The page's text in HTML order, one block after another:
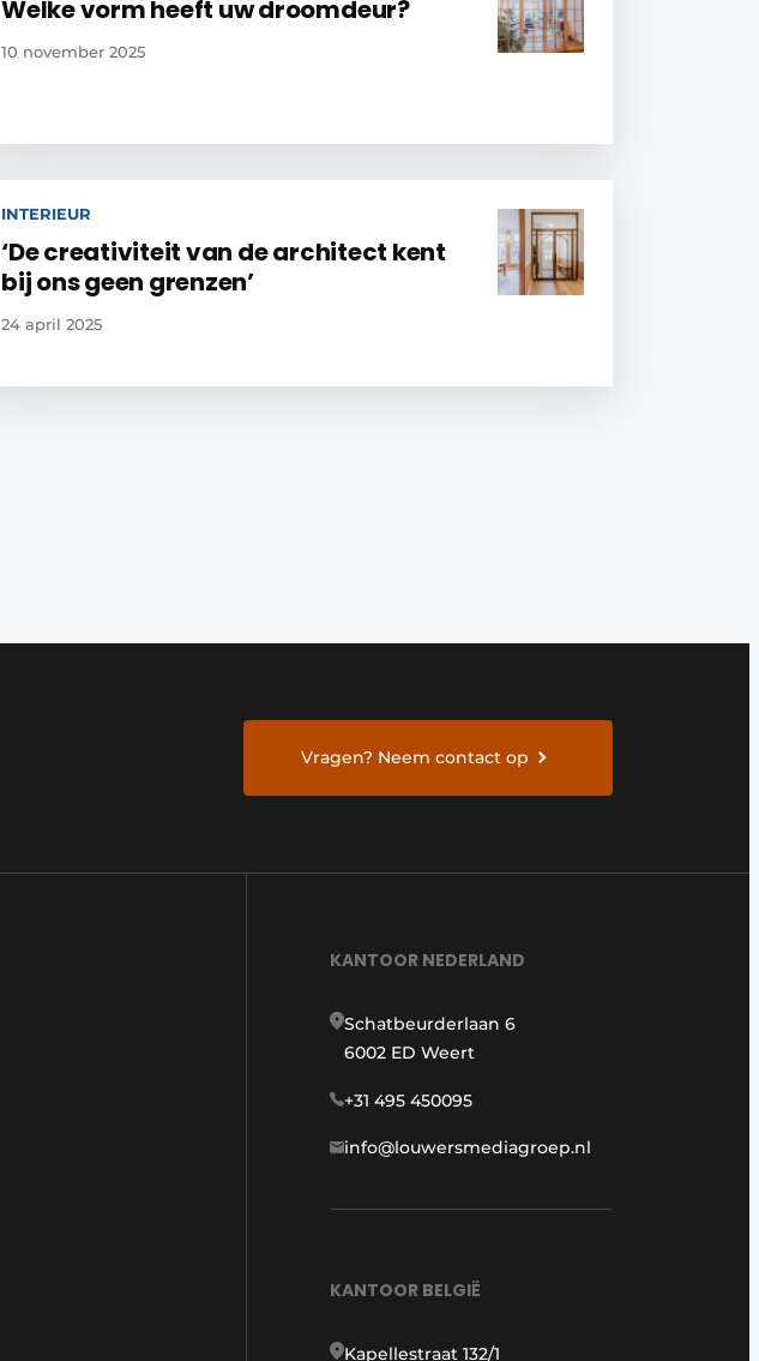
Welke vorm heeft uw droomdeur?
10 november 2025
INTERIEUR
‘De creativiteit van de architect kent
bij ons geen grenzen’
24 april 2025
Vragen? Neem contact op
KANTOOR NEDERLAND
Schatbeurderlaan 6
6002 ED Weert
+31 495 450095
info@louwersmediagroep.nl
KANTOOR BELGIË
Kapellestraat 132/1